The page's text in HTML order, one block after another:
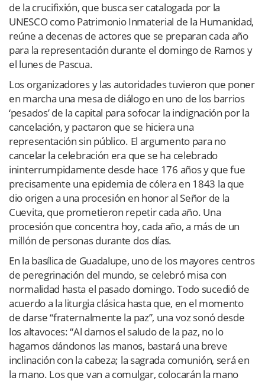
de la crucifixión, que busca ser catalogada por la
UNESCO como Patrimonio Inmaterial de la Humanidad,
reúne a decenas de actores que se preparan cada año
para la representación durante el domingo de Ramos y
el lunes de Pascua.
Los organizadores y las autoridades tuvieron que poner
en marcha una mesa de diálogo en uno de los barrios
‘pesados’ de la capital para sofocar la indignación por la
cancelación, y pactaron que se hiciera una
representación sin público. El argumento para no
cancelar la celebración era que se ha celebrado
ininterrumpidamente desde hace 176 años y que fue
precisamente una epidemia de cólera en 1843 la que
dio origen a una procesión en honor al Señor de la
Cuevita, que prometieron repetir cada año. Una
procesión que concentra hoy, cada año, a más de un
millón de personas durante dos días.
En la basílica de Guadalupe, uno de los mayores centros
de peregrinación del mundo, se celebró misa con
normalidad hasta el pasado domingo. Todo sucedió de
acuerdo a la liturgia clásica hasta que, en el momento
de darse “fraternalmente la paz”, una voz sonó desde
los altavoces: “Al darnos el saludo de la paz, no lo
hagamos dándonos las manos, bastará una breve
inclinación con la cabeza; la sagrada comunión, será en
la mano. Los que van a comulgar, colocarán la mano